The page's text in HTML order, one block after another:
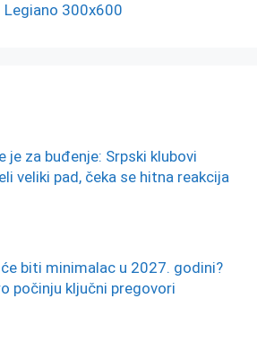
je za buđenje: Srpski klubovi
veliki pad, čeka se hitna reakcija
biti minimalac u 2027. godini?
počinju ključni pregovori